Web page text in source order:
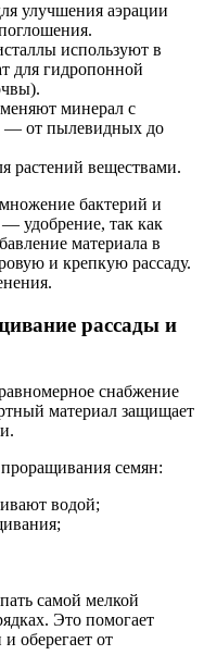
улучшения аэрации
используют в
для гидропонной
минерал с
— от пылевидных до
растений веществами.
бактерий и
удобрение, так как
материала в
и крепкую рассаду.
рассады и
снабжение
материал защищает
семян:
водой;
самой мелкой
Это помогает
оберегает от